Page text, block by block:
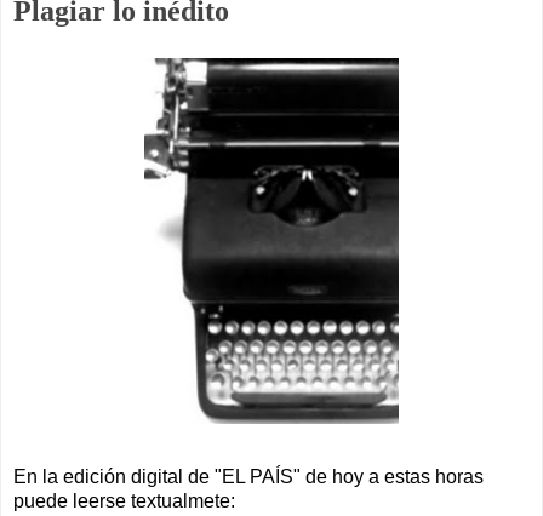
Plagiar lo inédito
En la edición digital de "EL PAÍS" de hoy a estas horas
puede leerse textualmete: